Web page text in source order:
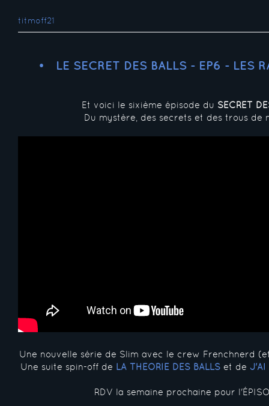
titmoff21
LE SECRET DES BALLS - EP6 - LES
Et voici le sixième épisode du SECRET
Du mystère, des secrets et des trous de
Une nouvelle série de Slim avec le crew Frenchnerd
Une suite spin-off de LA THÉORIE DES BALLS et de J'AI
RDV la semaine prochaine pour